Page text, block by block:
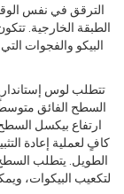
الترقق في نفس
الطبقة الخارجية.
البيكو والفجوات
تتطلب لوس
السطح الفائق
ارتفاع بيكسل
كافٍ لعملية إعادة
الطويل. يتطلب السطح
لتكعيب البيكوات،